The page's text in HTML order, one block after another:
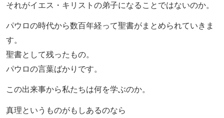
それがイエス・キリストの弟子になることではないのか。
パウロの時代から数百年経って聖書がまとめられていきま
す。
聖書として残ったもの。
パウロの言葉ばかりです。
この出来事から私たちは何を学ぶのか。
真理というものがもしあるのなら